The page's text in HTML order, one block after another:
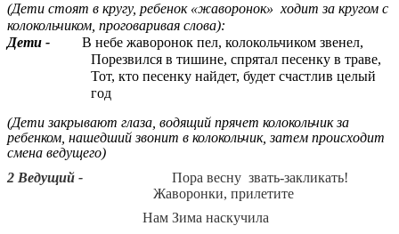
(Дети стоят в кругу, ребенок «жаворонок» ходит за кругом с
колокольчиком, проговаривая слова):
Дети -
В небе жаворонок пел, колокольчиком звенел,
Порезвился в тишине, спрятал песенку в траве,
Тот, кто песенку найдет, будет счастлив целый
год
(Дети закрывают глаза, водящий прячет колокольчик за
ребенком, нашедший звонит в колокольчик, затем происходит
смена ведущего)
2 Ведущий -
Пора весну звать-закликать!
Жаворонки, прилетите
Нам Зима наскучила